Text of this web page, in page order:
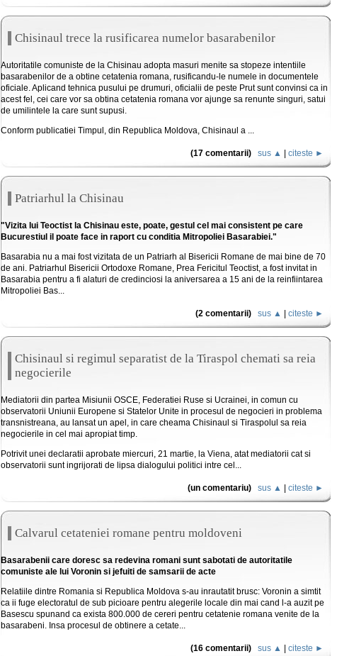
Chisinaul trece la rusificarea numelor basarabenilor
Autoritatile comuniste de la Chisinau adopta masuri menite sa stopeze intentiile
basarabenilor de a obtine cetatenia romana, rusificandu-le numele in documentele
oficiale. Aplicand tehnica pusului pe drumuri, oficialii de peste Prut sunt convinsi ca in
acest fel, cei care vor sa obtina cetatenia romana vor ajunge sa renunte singuri, satui
de umilintele la care sunt supusi.
Conform publicatiei Timpul, din Republica Moldova, Chisinaul a ...
(17 comentarii) sus ▲ citeste ►
Patriarhul la Chisinau
"Vizita lui Teoctist la Chisinau este, poate, gestul cel mai consistent pe care
Bucurestiul il poate face in raport cu conditia Mitropoliei Basarabiei."
Basarabia nu a mai fost vizitata de un Patriarh al Bisericii Romane de mai bine de 70
de ani. Patriarhul Bisericii Ortodoxe Romane, Prea Fericitul Teoctist, a fost invitat in
Basarabia pentru a fi alaturi de credinciosi la aniversarea a 15 ani de la reinfiintarea
Mitropoliei Bas...
(2 comentarii) sus ▲ citeste ►
Chisinaul si regimul separatist de la Tiraspol chemati sa reia
negocierile
Mediatorii din partea Misiunii OSCE, Federatiei Ruse si Ucrainei, in comun cu
observatorii Uniunii Europene si Statelor Unite in procesul de negocieri in problema
transnistreana, au lansat un apel, in care cheama Chisinaul si Tiraspolul sa reia
negocierile in cel mai apropiat timp.
Potrivit unei declaratii aprobate miercuri, 21 martie, la Viena, atat mediatorii cat si
observatorii sunt ingrijorati de lipsa dialogului politici intre cel...
(un comentariu) sus ▲ citeste ►
Calvarul cetateniei romane pentru moldoveni
Basarabenii care doresc sa redevina romani sunt sabotati de autoritatile
comuniste ale lui Voronin si jefuiti de samsarii de acte
Relatiile dintre Romania si Republica Moldova s-au inrautatit brusc: Voronin a simtit
ca ii fuge electoratul de sub picioare pentru alegerile locale din mai cand l-a auzit pe
Basescu spunand ca exista 800.000 de cereri pentru cetatenie romana venite de la
basarabeni. Insa procesul de obtinere a cetate...
(16 comentarii) sus ▲ citeste ►